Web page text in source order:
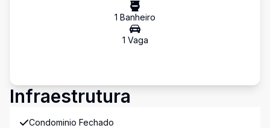
1 Banheiro
1 Vaga
Infraestrutura
Condominio Fechado